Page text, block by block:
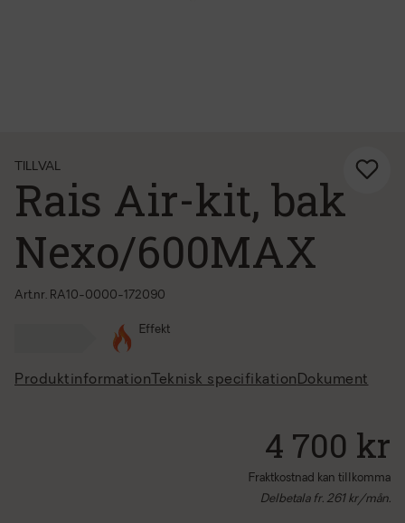
TILLVAL
Rais Air-kit, bak
Nexo/600MAX
Art.nr. RA10-0000-172090
Effekt
Produktinformation Teknisk specifikation Dokument
4 700 kr
Fraktkostnad kan tillkomma
Delbetala fr. 261kr/mån.